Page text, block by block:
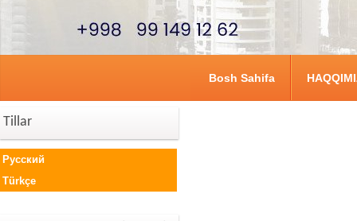
Bosh Sahifa
Tillar
Русский
Türkçe